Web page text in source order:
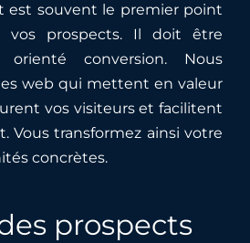
est souvent le premier point
vos prospects. Il doit être
conversion. Nous
web qui mettent en valeur
vos visiteurs et facilitent
Vous transformez ainsi votre
concrètes.
prospects